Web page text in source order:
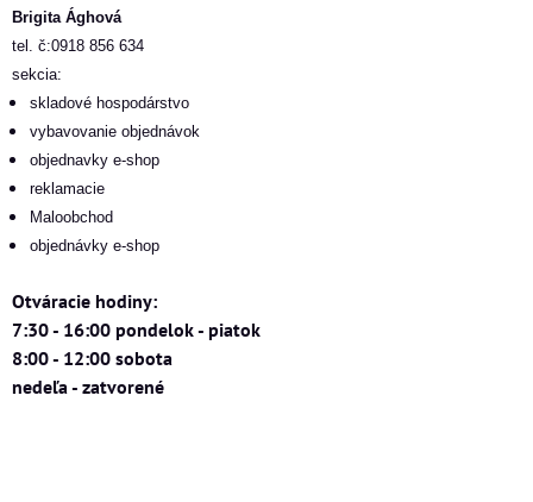
Brigita Ághová
tel. č:0918 856 634
sekcia:
skladové hospodárstvo
vybavovanie objednávok
objednavky e-shop
reklamacie
Maloobchod
objednávky e-shop
Otváracie hodiny:
7:30 - 16:00 pondelok - piatok
8:00 - 12:00 sobota
nedeľa - zatvorené